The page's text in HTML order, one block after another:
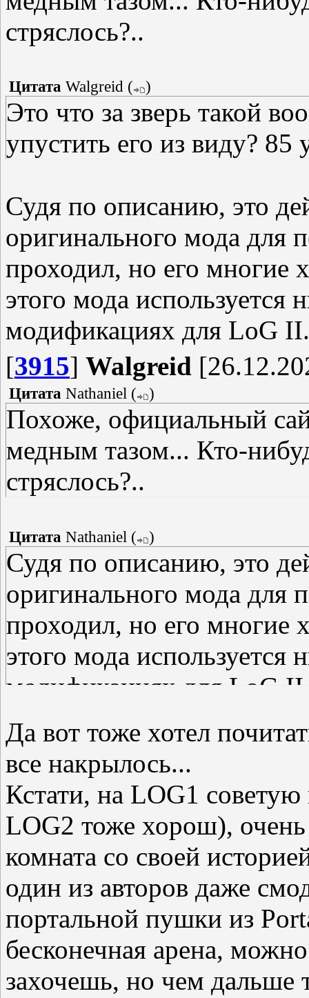
стряслось?..
Цитата Walgreid ( )
Это что за зверь такой
упустить его из виду? 85
Судя по описанию, это
оригинального мода для
проходил, но его многие
этого мода
модификациях для LoG II.
[3915] Walgreid
Цитата Nathaniel ( )
Похоже, официальный
медным тазом... Кто-
стряслось?..
Цитата Nathaniel ( )
Судя по описанию, это
оригинального мода для
проходил, но его многие
этого мода
модификациях для LoG
Да вот тоже хотел
все накрылось...
Кстати, на LOG1
LOG2 тоже хорош),
комната со своей
один из авторов даже
портальной пушки из
бесконечная арена,
захочешь, но чем дальше